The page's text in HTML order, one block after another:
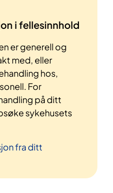
i fellesinnhold
er generell og
med, eller
hos,
For
på ditt
sykehusets
fra ditt